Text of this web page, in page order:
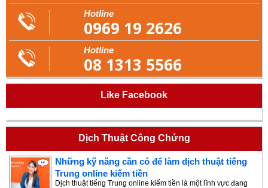
Hotline
0969 19 2626
Hotline
08 1313 5566
Like Facebook
Dịch Thuật Công Chứng
Những kỹ năng cần có để làm dịch thuật tiếng
Trung online kiếm tiền
Dịch thuật tiếng Trung online kiếm tiền là một lĩnh vực đang